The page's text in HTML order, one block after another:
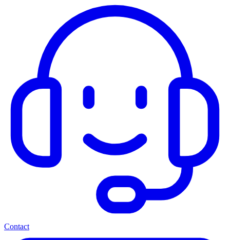
Contact